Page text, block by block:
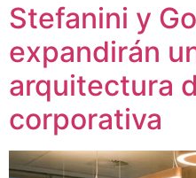
Stefanini y
expandirán
arquitectura
corporativa